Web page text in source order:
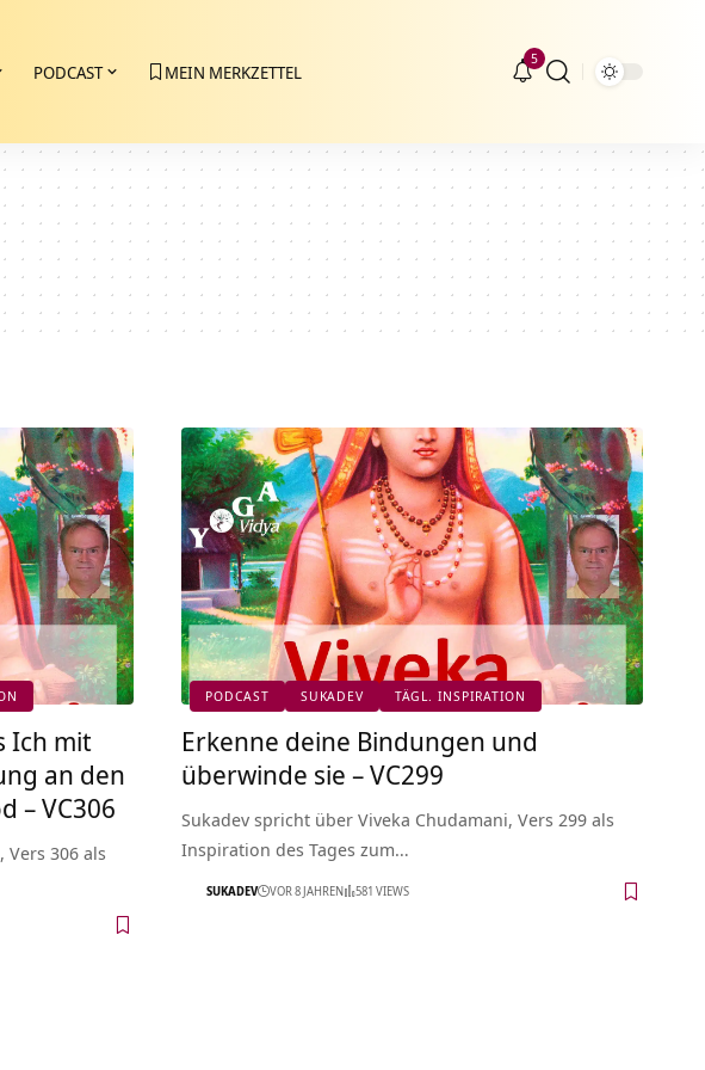
PODCAST MEIN MERKZETTEL
5
Ich mit
an den
– VC306
306 als
PODCAST SUKADEV TÄGL. INSPIRATION
Erkenne deine Bindungen und
überwinde sie – VC299
Sukadev spricht über Viveka Chudamani, Vers 299 als
Inspiration des Tages zum…
SUKADEV VOR 8 JAHREN 581 VIEWS